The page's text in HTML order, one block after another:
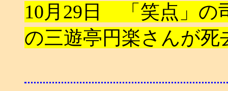
10月29日 「笑点」の
の三遊亭円楽さんが死